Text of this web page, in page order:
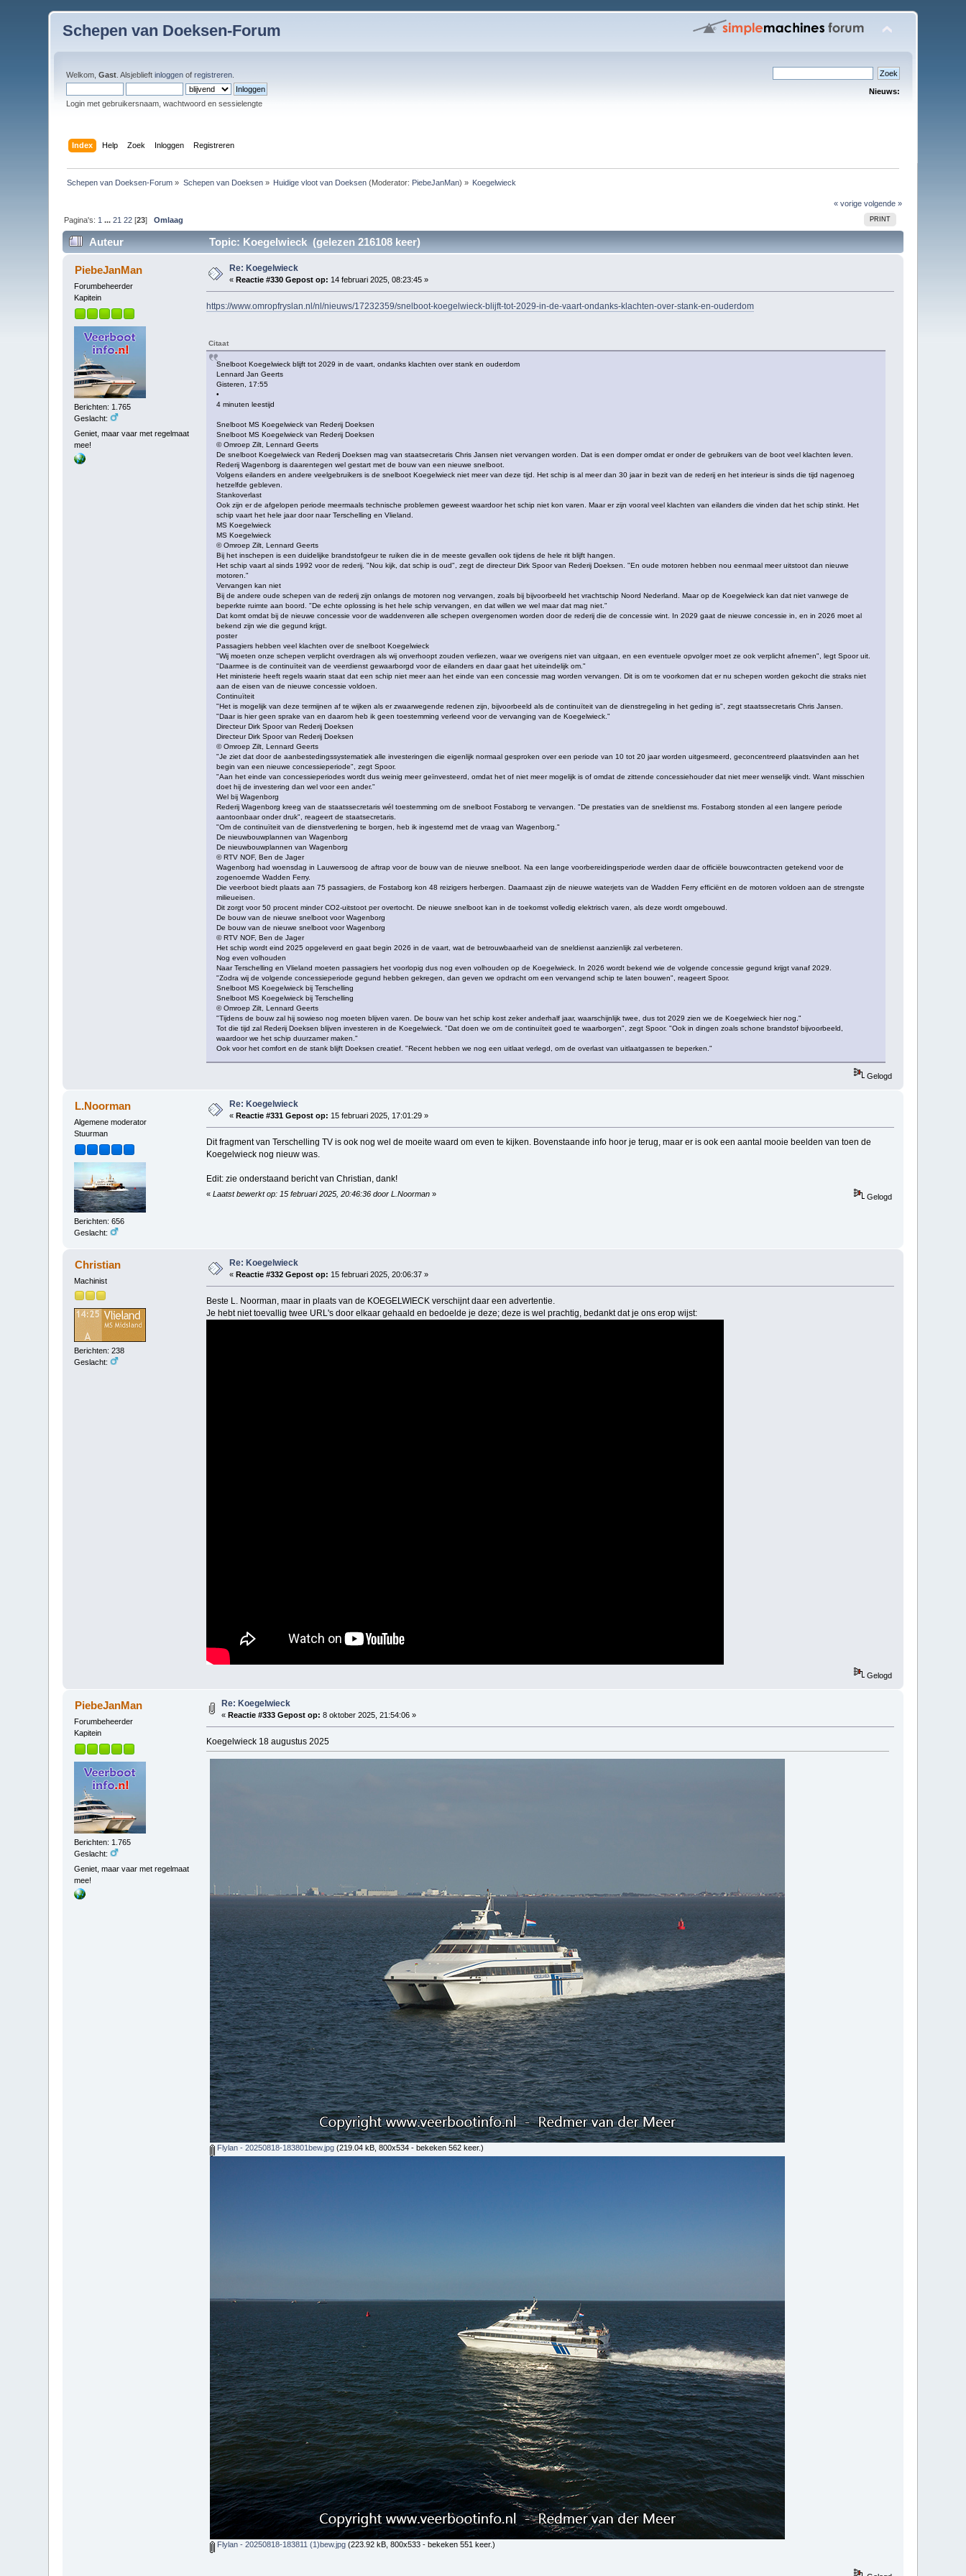
Schepen van Doeksen-Forum
Welkom,Gast . Alsjeblieftinloggen ofregistreren
Login met gebruikersnaam, wachtwoord en sessielengte
Nieuws:
Index Help Zoek Inloggen Registreren
Schepen van Doeksen-Forum » Schepen van Doeksen» Huidige vloot van Doeksen (Moderator: PiebeJanMan) » Koegelwieck
« vorige volgende »
PRINT
Pagina's: 1 ...21 22 [23]Omlaag
Auteur Topic: Koegelwieck (gelezen 216108 keer)
PiebeJanMan
Forumbeheerder
Kapitein
Berichten: 1.765
Geslacht:
Geniet, maar vaar met regelmaat
mee!
Re: Koegelwieck
« Reactie #330 Gepost op: 14 februari 2025, 08:23:45 »
https://www.omropfryslan.nl/nl/nieuws/17232359/snelboot-koegelwieck-blijft-tot-2029-in-de-vaart-ondanks-klachten-over-stank-en-ouderdom
Citaat
Snelboot Koegelwieck blijft tot 2029 in de vaart, ondanks klachten over stank en ouderdom
Lennard Jan Geerts
Gisteren, 17:55
•
4 minuten leestijd
Snelboot MS Koegelwieck van Rederij Doeksen
Snelboot MS Koegelwieck van Rederij Doeksen
© Omroep Zilt, Lennard Geerts
De snelboot Koegelwieck van Rederij Doeksen mag van staatsecretaris Chris Jansen niet vervangen worden. Dat is een domper omdat er onder de gebruikers van de boot veel klachten leven.
Rederij Wagenborg is daarentegen wel gestart met de bouw van een nieuwe snelboot.
Volgens eilanders en andere veelgebruikers is de snelboot Koegelwieck niet meer van deze tijd. Het schip is al meer dan 30 jaar in bezit van de rederij en het interieur is sinds die tijd nagenoeg
hetzelfde gebleven.
Stankoverlast
Ook zijn er de afgelopen periode meermaals technische problemen geweest waardoor het schip niet kon varen. Maar er zijn vooral veel klachten van eilanders die vinden dat het schip stinkt. Het
schip vaart het hele jaar door naar Terschelling en Vlieland.
MS Koegelwieck
MS Koegelwieck
© Omroep Zilt, Lennard Geerts
Bij het inschepen is een duidelijke brandstofgeur te ruiken die in de meeste gevallen ook tijdens de hele rit blijft hangen.
Het schip vaart al sinds 1992 voor de rederij. "Nou kijk, dat schip is oud", zegt de directeur Dirk Spoor van Rederij Doeksen. "En oude motoren hebben nou eenmaal meer uitstoot dan nieuwe
motoren."
Vervangen kan niet
Bij de andere oude schepen van de rederij zijn onlangs de motoren nog vervangen, zoals bij bijvoorbeeld het vrachtschip Noord Nederland. Maar op de Koegelwieck kan dat niet vanwege de
beperkte ruimte aan boord. "De echte oplossing is het hele schip vervangen, en dat willen we wel maar dat mag niet."
Dat komt omdat bij de nieuwe concessie voor de waddenveren alle schepen overgenomen worden door de rederij die de concessie wint. In 2029 gaat de nieuwe concessie in, en in 2026 moet al
bekend zijn wie die gegund krijgt.
poster
Passagiers hebben veel klachten over de snelboot Koegelwieck
"Wij moeten onze schepen verplicht overdragen als wij onverhoopt zouden verliezen, waar we overigens niet van uitgaan, en een eventuele opvolger moet ze ook verplicht afnemen", legt Spoor uit.
"Daarmee is de continuïteit van de veerdienst gewaarborgd voor de eilanders en daar gaat het uiteindelijk om."
Het ministerie heeft regels waarin staat dat een schip niet meer aan het einde van een concessie mag worden vervangen. Dit is om te voorkomen dat er nu schepen worden gekocht die straks niet
aan de eisen van de nieuwe concessie voldoen.
Continuïteit
"Het is mogelijk van deze termijnen af te wijken als er zwaarwegende redenen zijn, bijvoorbeeld als de continuïteit van de dienstregeling in het geding is", zegt staatssecretaris Chris Jansen.
"Daar is hier geen sprake van en daarom heb ik geen toestemming verleend voor de vervanging van de Koegelwieck."
Directeur Dirk Spoor van Rederij Doeksen
Directeur Dirk Spoor van Rederij Doeksen
© Omroep Zilt, Lennard Geerts
"Je ziet dat door de aanbestedingssystematiek alle investeringen die eigenlijk normaal gesproken over een periode van 10 tot 20 jaar worden uitgesmeerd, geconcentreerd plaatsvinden aan het
begin van een nieuwe concessieperiode", zegt Spoor.
"Aan het einde van concessieperiodes wordt dus weinig meer geïnvesteerd, omdat het of niet meer mogelijk is of omdat de zittende concessiehouder dat niet meer wenselijk vindt. Want misschien
doet hij de investering dan wel voor een ander."
Wel bij Wagenborg
Rederij Wagenborg kreeg van de staatssecretaris wél toestemming om de snelboot Fostaborg te vervangen. "De prestaties van de sneldienst ms. Fostaborg stonden al een langere periode
aantoonbaar onder druk", reageert de staatsecretaris.
"Om de continuïteit van de dienstverlening te borgen, heb ik ingestemd met de vraag van Wagenborg."
De nieuwbouwplannen van Wagenborg
De nieuwbouwplannen van Wagenborg
© RTV NOF, Ben de Jager
Wagenborg had woensdag in Lauwersoog de aftrap voor de bouw van de nieuwe snelboot. Na een lange voorbereidingsperiode werden daar de officiële bouwcontracten getekend voor de
zogenoemde Wadden Ferry.
Die veerboot biedt plaats aan 75 passagiers, de Fostaborg kon 48 reizigers herbergen. Daarnaast zijn de nieuwe waterjets van de Wadden Ferry efficiënt en de motoren voldoen aan de strengste
milieueisen.
Dit zorgt voor 50 procent minder CO2-uitstoot per overtocht. De nieuwe snelboot kan in de toekomst volledig elektrisch varen, als deze wordt omgebouwd.
De bouw van de nieuwe snelboot voor Wagenborg
De bouw van de nieuwe snelboot voor Wagenborg
© RTV NOF, Ben de Jager
Het schip wordt eind 2025 opgeleverd en gaat begin 2026 in de vaart, wat de betrouwbaarheid van de sneldienst aanzienlijk zal verbeteren.
Nog even volhouden
Naar Terschelling en Vlieland moeten passagiers het voorlopig dus nog even volhouden op de Koegelwieck. In 2026 wordt bekend wie de volgende concessie gegund krijgt vanaf 2029.
"Zodra wij de volgende concessieperiode gegund hebben gekregen, dan geven we opdracht om een vervangend schip te laten bouwen", reageert Spoor.
Snelboot MS Koegelwieck bij Terschelling
Snelboot MS Koegelwieck bij Terschelling
© Omroep Zilt, Lennard Geerts
"Tijdens de bouw zal hij sowieso nog moeten blijven varen. De bouw van het schip kost zeker anderhalf jaar, waarschijnlijk twee, dus tot 2029 zien we de Koegelwieck hier nog."
Tot die tijd zal Rederij Doeksen blijven investeren in de Koegelwieck. "Dat doen we om de continuïteit goed te waarborgen", zegt Spoor. "Ook in dingen zoals schone brandstof bijvoorbeeld,
waardoor we het schip duurzamer maken."
Ook voor het comfort en de stank blijft Doeksen creatief. "Recent hebben we nog een uitlaat verlegd, om de overlast van uitlaatgassen te beperken."
Gelogd
L.Noorman
Algemene moderator
Stuurman
Berichten: 656
Geslacht:
Re: Koegelwieck
« Reactie #331 Gepost op: 15 februari 2025, 17:01:29 »
Dit fragment van Terschelling TV is ook nog wel de moeite waard om even te kijken. Bovenstaande info hoor je terug, maar er is ook een aantal mooie beelden van toen de
Koegelwieck nog nieuw was.
Edit: zie onderstaand bericht van Christian, dank!
« Laatst bewerkt op: 15 februari 2025, 20:46:36 door L.Noorman» Gelogd
Christian
Machinist
Berichten: 238
Geslacht:
Re: Koegelwieck
« Reactie #332 Gepost op: 15 februari 2025, 20:06:37 »
Beste L. Noorman, maar in plaats van de KOEGELWIECK verschijnt daar een advertentie.
Je hebt niet toevallig twee URL's door elkaar gehaald en bedoelde je deze; deze is wel prachtig, bedankt dat je ons erop wijst:
Gelogd
PiebeJanMan
Forumbeheerder
Kapitein
Berichten: 1.765
Geslacht:
Geniet, maar vaar met regelmaat
mee!
Re: Koegelwieck
« Reactie #333 Gepost op: 8 oktober 2025, 21:54:06 »
Koegelwieck 18 augustus 2025
Flylan - 20250818-183801bew.jpg (219.04 kB, 800x534 - bekeken 562 keer.)
Flylan - 20250818-183811 (1)bew.jpg (223.92 kB, 800x533 - bekeken 551 keer.)